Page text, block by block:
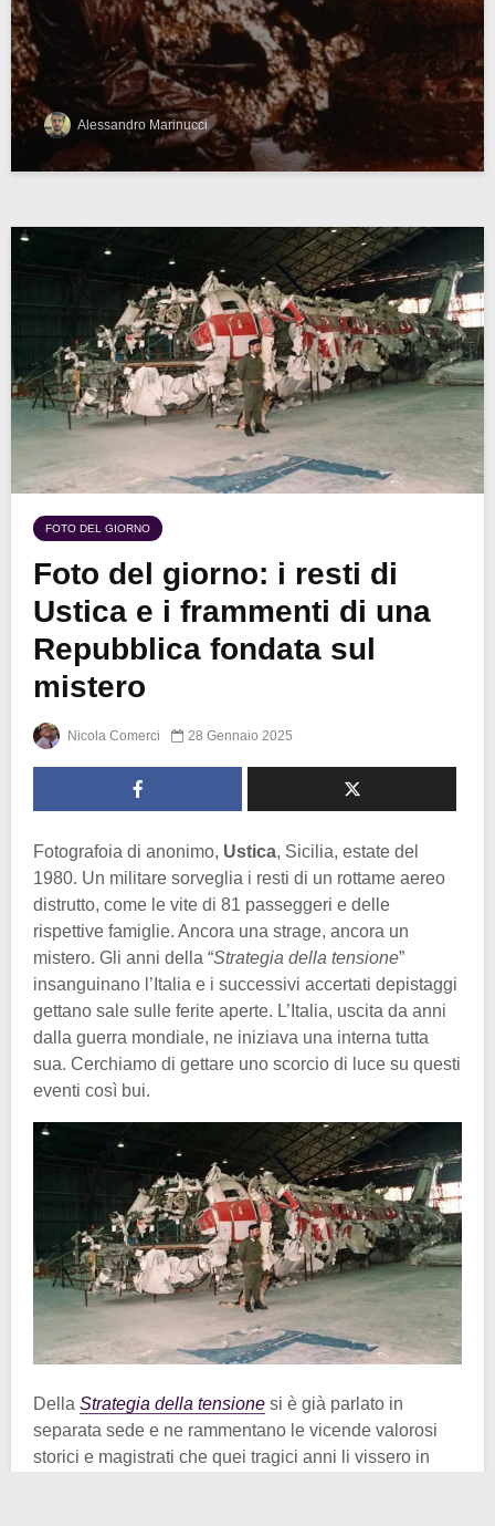
Alessandro Marinucci
FOTO DEL GIORNO
Foto del giorno: i resti di
Ustica e i frammenti di una
Repubblica fondata sul
mistero
Nicola Comerci 28 Gennaio 2025
Fotografoia di anonimo, Ustica, Sicilia, estate del
1980. Un militare sorveglia i resti di un rottame aereo
distrutto, come le vite di 81 passeggeri e delle
rispettive famiglie. Ancora una strage, ancora un
mistero. Gli anni della “Strategia della tensione”
insanguinano l’Italia e i successivi accertati depistaggi
gettano sale sulle ferite aperte. L’Italia, uscita da anni
dalla guerra mondiale, ne iniziava una interna tutta
sua. Cerchiamo di gettare uno scorcio di luce su questi
eventi così bui.
Della Strategia della tensione si è già parlato in
separata sede e ne rammentano le vicende valorosi
storici e magistrati che quei tragici anni li vissero in